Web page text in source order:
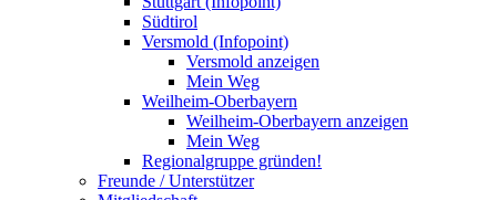
Südtirol
Versmold (Infopoint)
Versmold anzeigen
Mein Weg
Weilheim-Oberbayern
Weilheim-Oberbayern anzeigen
Mein Weg
Regionalgruppe gründen!
Freunde / Unterstützer